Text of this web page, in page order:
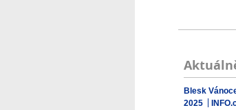
Blesk
2025